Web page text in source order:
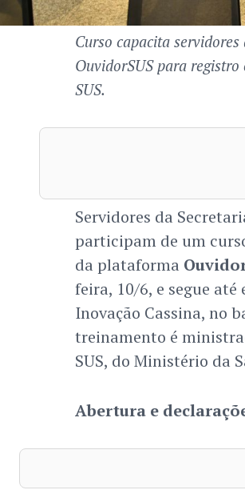
Curso capacita
OuvidorSUS para
SUS.
Servidores da
participam de um
da plataforma
feira, 10/6, e segue
Inovação Cassina, no
treinamento é
SUS, do Ministério da
Abertura e